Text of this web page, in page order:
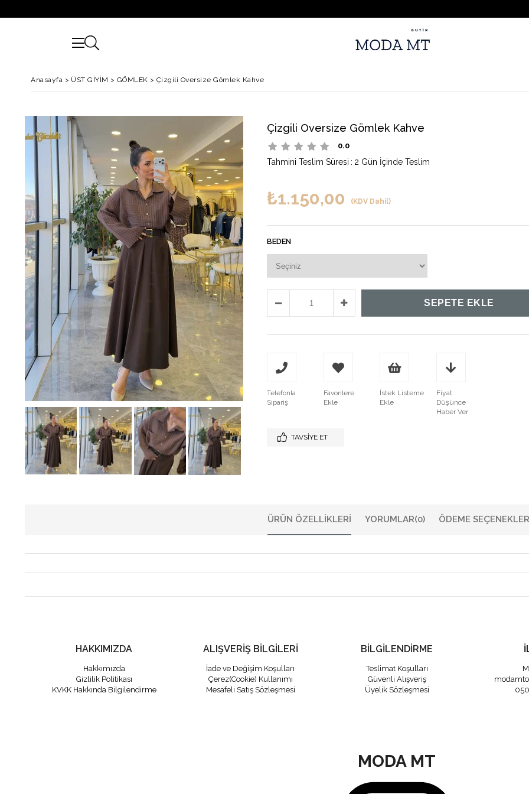
Anasayfa > ÜST GİYİM > GÖMLEK > Çizgili Oversize Gömlek Kahve
Çizgili Oversize Gömlek Kahve
0.0
Tahmini Teslim Süresi : 2 Gün İçinde Teslim
₺1.150,00 (KDV Dahil)
BEDEN
Telefonla
Sipariş
Favorilere
Ekle
İstek Listeme
Ekle
Fiyat
Düşünce
Haber Ver
TAVSIYE ET
ÜRÜN ÖZELLIKLERI YORUMLAR(0) ÖDEME
HAKKIMIZDA
Hakkımızda
Gizlilik Politikası
KVKK Hakkında Bilgilendirme
ALIŞVERİŞ BİLGİLERİ
İade ve Değişim Koşulları
Çerez(Cookie) Kullanımı
Mesafeli Satış Sözleşmesi
BİLGİLENDİRME
Teslimat Koşulları
Güvenli Alışveriş
Üyelik Sözleşmesi
MODA MT